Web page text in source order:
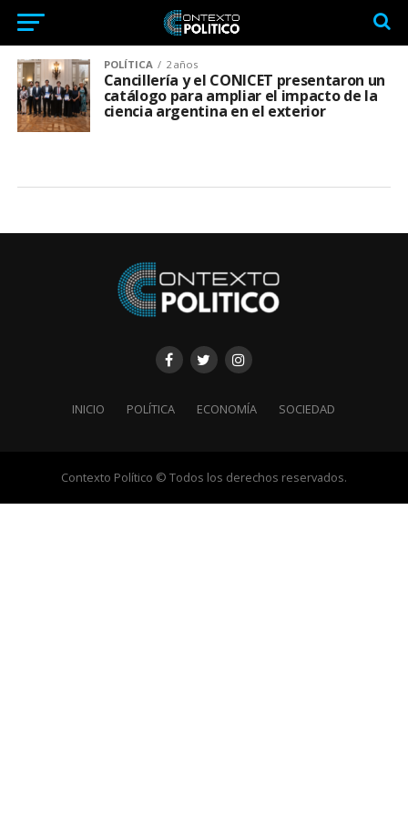
POLÍTICA 2 años
Cancillería y el CONICET presentaron un
catálogo para ampliar el impacto de la
ciencia argentina en el exterior
INICIO POLÍTICA ECONOMÍA SOCIEDAD
Contexto Político © Todos los derechos reservados.